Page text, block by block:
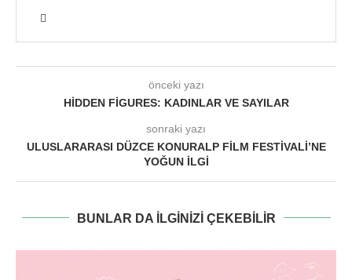
önceki yazı
HIDDEN FIGURES: KADINLAR VE SAYILAR
sonraki yazı
ULUSLARARASI DÜZCE KONURALP FILM FESTIVALI’NE
YOĞUN İLGI
BUNLAR DA ILGINIZI ÇEKEBILIR